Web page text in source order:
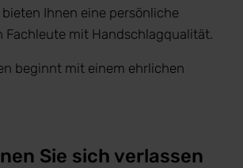
bieten Ihnen eine persönliche
Fachleute mit Handschlagqualität.
beginnt mit einem ehrlichen
Sie sich verlassen